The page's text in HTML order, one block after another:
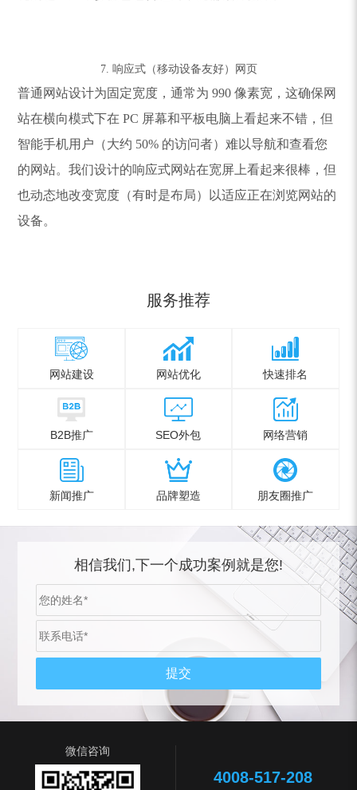
7. 响应式（移动设备友好）网页
普通网站设计为固定宽度，通常为 990 像素宽，这确保网
站在横向模式下在 PC 屏幕和平板电脑上看起来不错，但
智能手机用户（大约 50% 的访问者）难以导航和查看您
的网站。我们设计的响应式网站在宽屏上看起来很棒，但
也动态地改变宽度（有时是布局）以适应正在浏览网站的
设备。
服务推荐
网站建设 网站优化 快速排名
B2B推广 SEO外包 网络营销
新闻推广 品牌塑造 朋友圈推广
相信我们,下一个成功案例就是您!
微信咨询
4008-517-208